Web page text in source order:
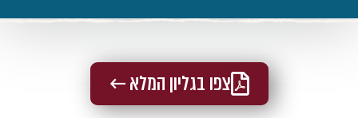
צפו בגליון המלא ←